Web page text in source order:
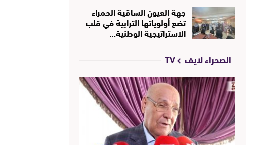
جهة العيون الساقية الحمراء
تضع أولوياتها الترابية في قلب
الاستراتيجية الوطنية…
الصحراء لايف TV